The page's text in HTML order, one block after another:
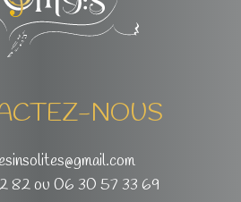
NOUS
82 ou 06 30 57 33 69